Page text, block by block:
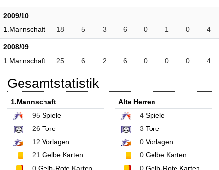
2009/10
1.Mannschaft
18 5 3 6 0 1 0 4
2008/09
1.Mannschaft
25 6 2 6 0 0 0 4
Gesamtstatistik
1.Mannschaft
95 Spiele
26 Tore
12 Vorlagen
21 Gelbe Karten
0 Gelb-Rote Karten
Alte Herren
4Spiele
3 Tore
0Vorlagen
0Gelbe Karten
0Gelb-Rote Karten